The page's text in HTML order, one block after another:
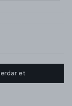
et